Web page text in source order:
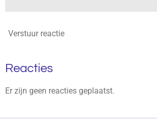
Verstuur reactie
Reacties
Er zijn geen reacties geplaatst.